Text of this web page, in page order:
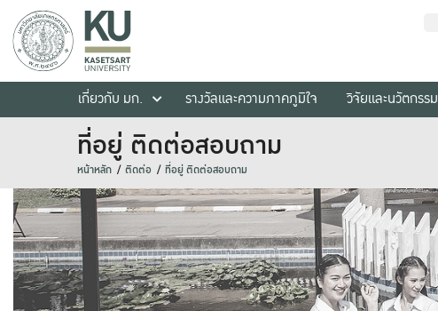
เกี่ยวกับ มก.
รางวัลและความภาคภูมิใจ วิจัยและนวัตกรรม
ที่อยู่ ติดต่อสอบถาม
หน้าหลัก ติดต่อ ที่อยู่ ติดต่อสอบถาม